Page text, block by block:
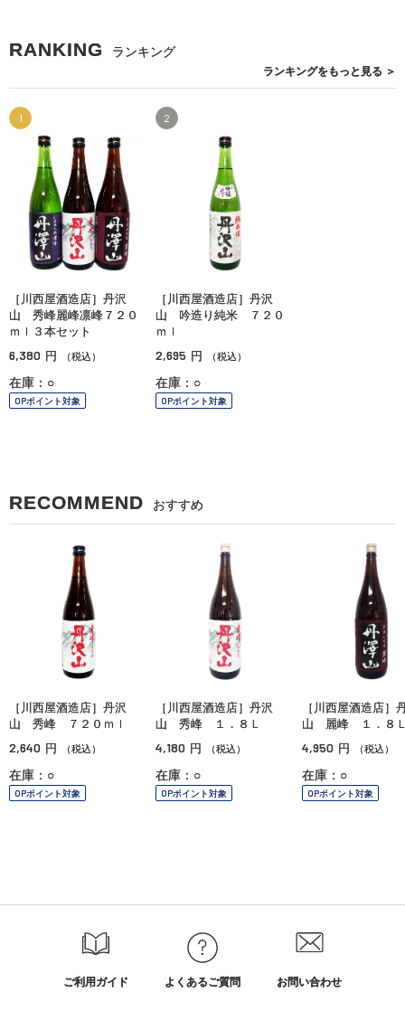
RANKING ランキング
ランキングをもっと見る ＞
1
［川西屋酒造店］丹沢
山 秀峰麗峰凛峰７２０
ｍｌ３本セット
6,380 円 （税込）
在庫：○
OPポイント対象
2
［川西屋酒造店］丹沢
山 吟造り純米 ７２０
ｍｌ
2,695 円 （税込）
在庫：○
OPポイント対象
RECOMMEND おすすめ
［川西屋酒造店］丹沢
山 秀峰 ７２０ｍｌ
2,640 円 （税込）
在庫：○
OPポイント対象
［川西屋酒造店］丹沢
山 秀峰 １．８Ｌ
4,180 円 （税込）
在庫：○
OPポイント対象
［川西屋酒造店］
山 麗峰 １．８
4,950 円 （税込）
在庫：○
OPポイント対象
ご利用ガイド よくあるご質問 お問い合わせ